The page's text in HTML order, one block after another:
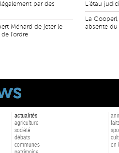
par des
Ménard de jeter le
l'ordre
L'étau
La
absente
actualités
agriculture
société
débats
communes
en